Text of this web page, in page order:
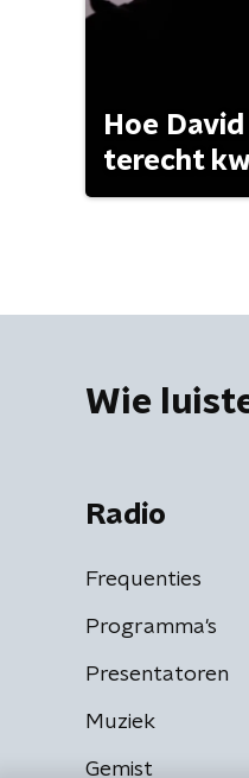
Hoe
terecht
Wie
Radio
Frequenties
Programma's
Presentatoren
Muziek
Gemist